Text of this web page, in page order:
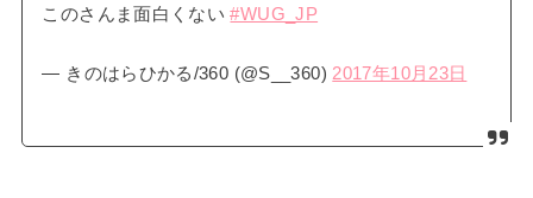
このさんま面白くない#WUG_JP
— きのはらひかる/360 (@S__360) 2017年10月23日